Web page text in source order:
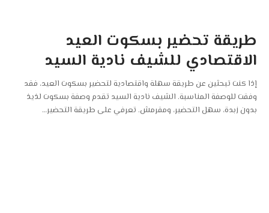
طريقة تحضير بسكوت العيد
الاقتصادي للشيف نادية السيد
إذا كنت تبحثين عن طريقة سهلة واقتصادية لتحضير بسكوت العيد، فقد
وفقت للوصفة المناسبة. الشيف نادية السيد تقدم وصفة بسكوت لذيذ
بدون زبدة، سهل التحضير، ومقرمش. تعرفي على طريقة التحضير…